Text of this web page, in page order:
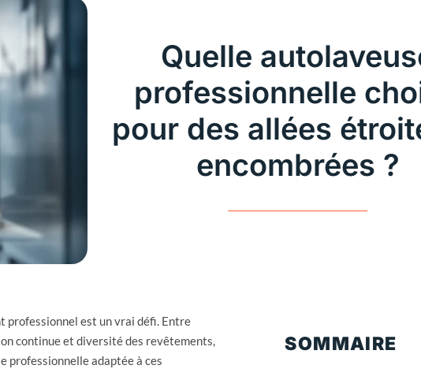
Quelle
professionnelle
pour des allées
encombrées ?
professionnel est un vrai défi. Entre
continue et diversité des revêtements,
professionnelle adaptée à ces
SOMMAIRE